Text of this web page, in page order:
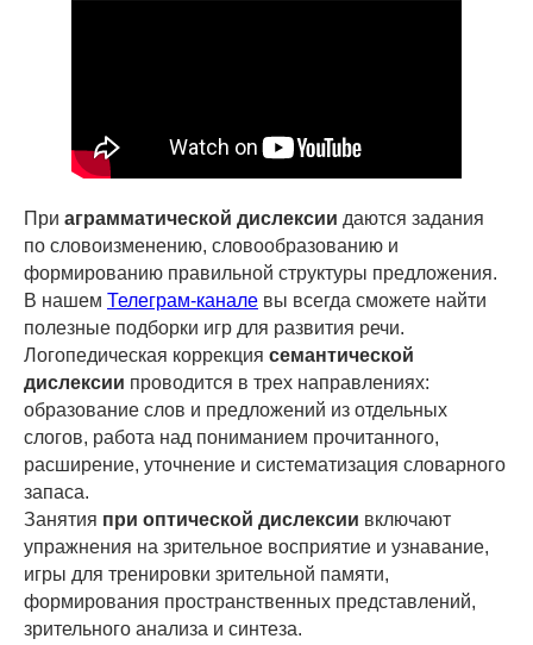
При аграмматической дислексии даются задания
по словоизменению, словообразованию и
формированию правильной структуры предложения.
В нашем Телеграм-канале вы всегда сможете найти
полезные подборки игр для развития речи.
Логопедическая коррекция семантической
дислексии проводится в трех направлениях:
образование слов и предложений из отдельных
слогов, работа над пониманием прочитанного,
расширение, уточнение и систематизация словарного
запаса.
Занятия при оптической дислексии включают
упражнения на зрительное восприятие и узнавание,
игры для тренировки зрительной памяти,
формирования пространственных представлений,
зрительного анализа и синтеза.